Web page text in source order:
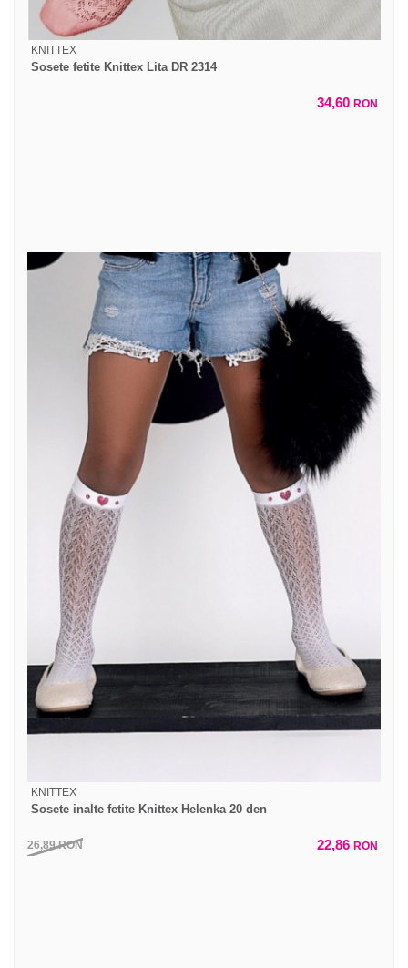
KNITTEX
Sosete fetite Knittex Lita DR 2314
34,60 RON
KNITTEX
Sosete inalte fetite Knittex Helenka 20 den
26,89RON 22,86 RON